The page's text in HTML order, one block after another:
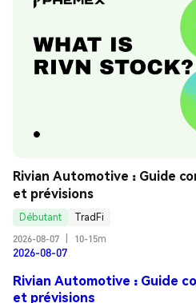
Rivian Automotive : Guide
et prévisions
Débutant
TradFi
2026-08-07
10-15m
2026-08-07
Rivian Automotive : Guide
et prévisions